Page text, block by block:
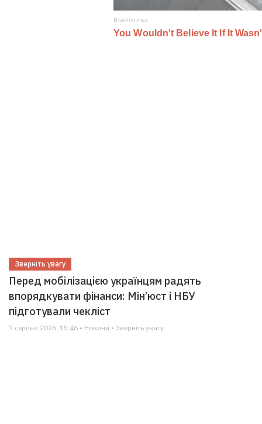
Зверніть увагу
Перед мобілізацією українцям радять
впорядкувати фінанси: Мін’юст і НБУ
підготували чекліст
7 серпня 2026, 15:46 • Новини • Зверніть увагу